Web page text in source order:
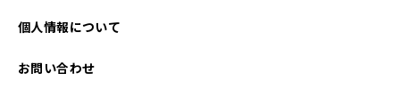
個人情報について
お問い合わせ